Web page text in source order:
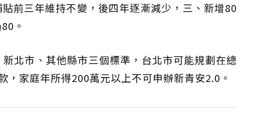
前三年維持不變，後四年逐漸減少，三、新增80
。
北市、其他縣市三個標準，台北市可能規劃在總
家庭年所得200萬元以上不可申辦新青安2.0。